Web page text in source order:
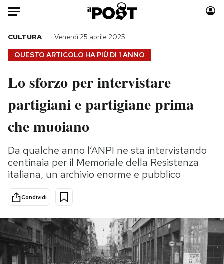
Auto
HOME
Italia
Politica
Tecnologia
Scienza
Cultura
Sport
Moda
Consumismi
Media
PODCAST
QUESTO ARTICOLO HA PIÙ DI 1 ANNO
CULTURA Venerdì 25 aprile 2025
Lo sforzo per intervistare
partigiani e partigiane prima
che muoiano
Da qualche anno l’ANPI ne sta intervistando
centinaia per il Memoriale della Resistenza
italiana, un archivio enorme e pubblico
Condividi